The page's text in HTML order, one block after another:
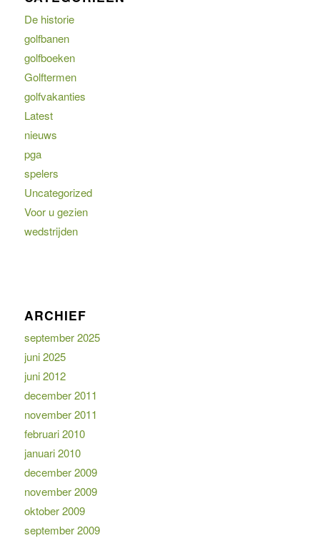
De historie
golfbanen
golfboeken
Golftermen
golfvakanties
Latest
nieuws
pga
spelers
Uncategorized
Voor u gezien
wedstrijden
ARCHIEF
september 2025
juni 2025
juni 2012
december 2011
november 2011
februari 2010
januari 2010
december 2009
november 2009
oktober 2009
september 2009